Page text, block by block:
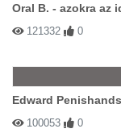
Oral B. - azokra az
121332 0
Edward Penishands
100053 0